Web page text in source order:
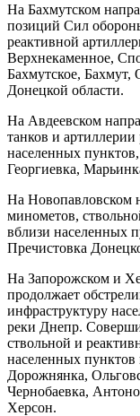
На Бахмутском
позиций Сил
реактивной
Верхнекаменное,
Бахмутское,
Донецкой области.
На Авдеевском
танков и
населенных
Георгиевка,
На Новопавловском
минометов,
вблизи населенных
Пречистовка
На Запорожском и
продолжает
инфраструктуру
реки Днепр.
ствольной и
населенных пунктов
Дорожнянка,
Чернобаевка,
Херсон.